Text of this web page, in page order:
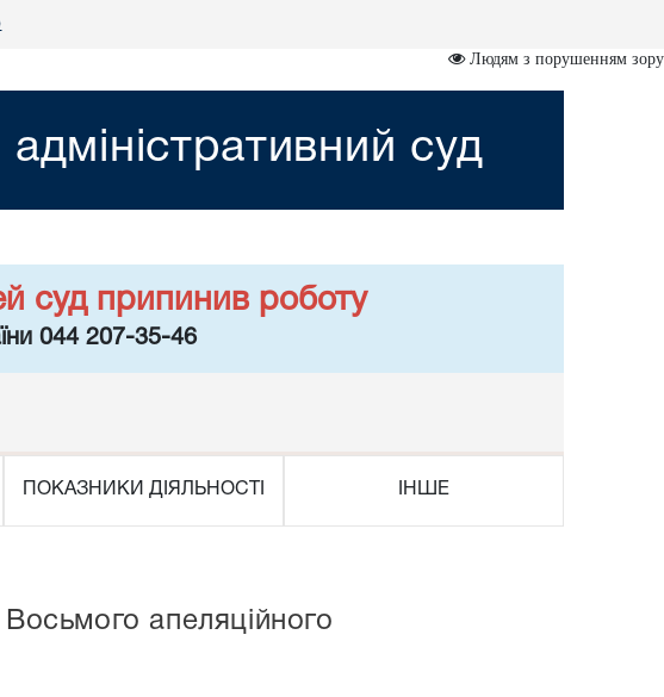
Людям з порушенням зору
суд
суд припинив роботу
044 207-35-46
ПОКАЗНИКИ ДІЯЛЬНОСТІ ІНШЕ
апеляційного